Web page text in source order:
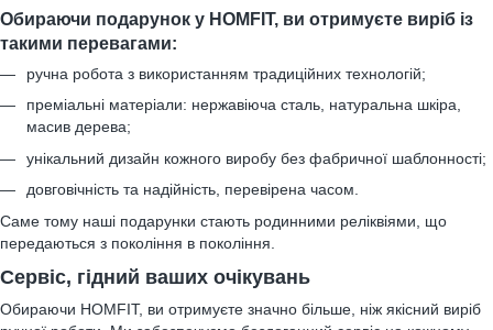
Обираючи подарунок у HOMFIT, ви отримуєте виріб із
такими перевагами:
ручна робота з використанням традиційних технологій;
преміальні матеріали: нержавіюча сталь, натуральна шкіра,
масив дерева;
унікальний дизайн кожного виробу без фабричної шаблонності;
довговічність та надійність, перевірена часом.
Саме тому наші подарунки стають родинними реліквіями, що
передаються з покоління в покоління.
Сервіс, гідний ваших очікувань
Обираючи HOMFIT, ви отримуєте значно більше, ніж якісний виріб